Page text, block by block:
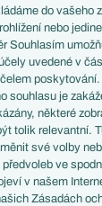
Francie
Itálie
Německo
Španělsko
Argentina
Brazílie
Přestupy
Zápasy
Livescore
Tipovací
do vašeho
nebo
Souhlasím
uvedené v
souhlasu je
některé
tolik relevantní.
své volby
ve
v našem
Zásadách